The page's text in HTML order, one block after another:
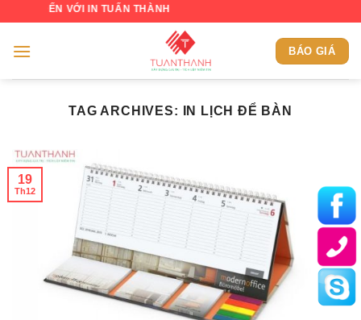
content
ĐẾN VỚI IN TUẤN THÀNH
BÁO GIÁ
TAG ARCHIVES: IN LỊCH ĐỂ BÀN
19
Th12